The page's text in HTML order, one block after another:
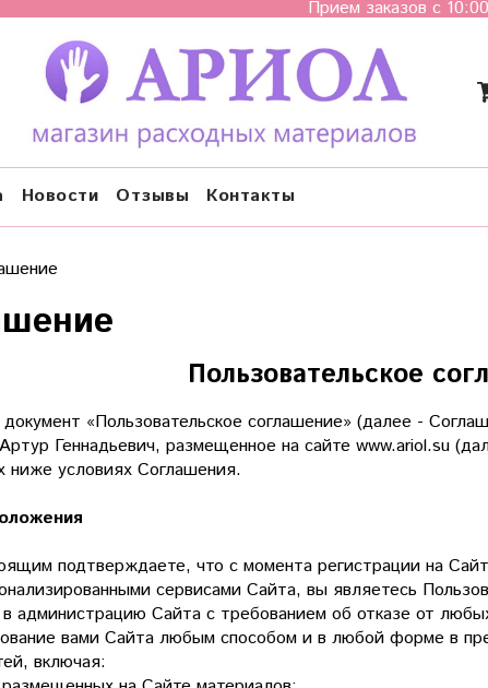
Прием заказов с
Новости Отзывы Контакты
Пользовательское
«Пользовательское соглашение» (далее -
Геннадьевич, размещенное на сайте www.ariol.su
ниже условиях Соглашения.
подтверждаете, что с момента регистрации на
сервисами Сайта, вы являетесь
администрацию Сайта с требованием об отказе от
вами Сайта любым способом и в любой форме в
включая: